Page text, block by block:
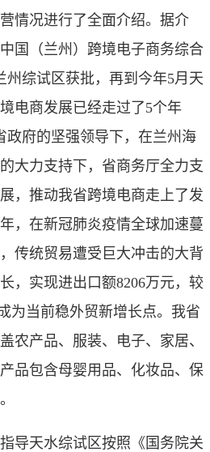
情况进行了全面介绍。据介
国（兰州）跨境电子商务综合
州综试区获批，再到今年5月天
电商发展已经走过了5个年
政府的坚强领导下，在兰州海
大力支持下，省商务厅全力支
，推动我省跨境电商走上了发
，在新冠肺炎疫情全球加速蔓
传统贸易遭受巨大冲击的大背
，实现进出口额8206万元，较
为当前稳外贸新增长点。我省
农产品、服装、电子、家居、
品包含母婴用品、化妆品、保
天水综试区按照《国务院关